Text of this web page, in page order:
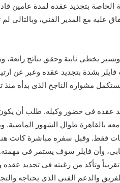
الخاصة بتجديد عقده لمدة عامين
عليه مع المدير الفني، وبالتالى
بخطى ثابتة وحقق نتائج رائعة،
بشدة بتجديد عقده وعبر عن
مشواره الناجح الذى بدأه منذ
عقده فى حضور وكيله. طلب أن
بالقاهرة طوال الشهور الماضية.
فقط. وقبل سفره مباشرة كانت
وأن فايلر سوف يستمر فى
وتأكد من رغبته فى تجديد عقده
والدعم الفنى الذى يحتاجه